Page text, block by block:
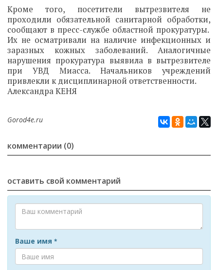
Кроме того, посетители вытрезвителя не
проходили обязательной санитарной обработки,
сообщают в пресс-службе областной прокуратуры.
Их не осматривали на наличие инфекционных и
заразных кожных заболеваний. Аналогичные
нарушения прокуратура выявила в вытрезвителе
при УВД Миасса. Начальников учреждений
привлекли к дисциплинарной ответственности.
Александра КЕНЯ
Gorod4e.ru
комментарии (0)
оставить свой комментарий
Ваше имя *